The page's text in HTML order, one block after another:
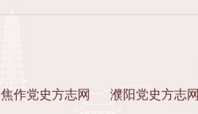
焦作党史方志网 濮阳党史方志网